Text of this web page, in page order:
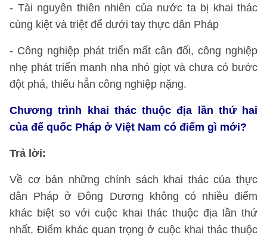
- Tài nguyên thiên nhiên của nước ta bị khai thác
cùng kiệt và triệt để dưới tay thực dân Pháp
- Công nghiệp phát triển mất cân đối, công nghiệp
nhẹ phát triển manh nha nhỏ giọt và chưa có bước
đột phá, thiếu hẳn công nghiệp nặng.
Chương trình khai thác thuộc địa lần thứ hai
của đế quốc Pháp ở Việt Nam có điểm gì mới?
Trả lời:
Về cơ bản những chính sách khai thác của thực
dân Pháp ở Đông Dương không có nhiều điểm
khác biệt so với cuộc khai thác thuộc địa lần thứ
nhất. Điểm khác quan trọng ở cuộc khai thác thuộc